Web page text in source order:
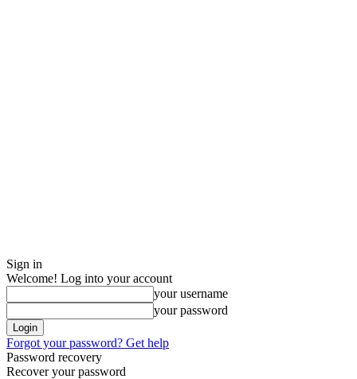
Sign in
Welcome! Log into your account
your username
your password
Forgot your password? Get help
Password recovery
Recover your password